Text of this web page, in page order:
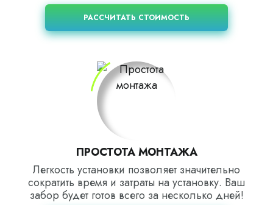
РАССЧИТАТЬ СТОИМОСТЬ
ПРОСТОТА МОНТАЖА
Легкость установки позволяет значительно
сократить время и затраты на установку. Ваш
забор будет готов всего за несколько дней!